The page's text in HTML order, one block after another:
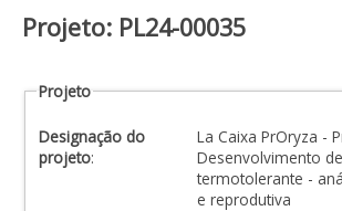
Projeto: PL24-00035
Projeto
Designação do
projeto:
La Caixa PrOryza -
Desenvolvimento
termotolerante -
e reprodutiva